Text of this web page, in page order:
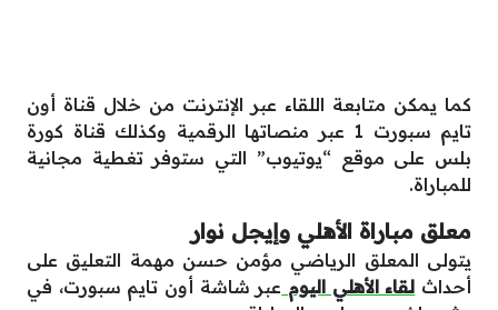
كما يمكن متابعة اللقاء عبر الإنترنت من خلال قناة أون
تايم سبورت 1 عبر منصاتها الرقمية وكذلك قناة كورة
بلس على موقع “يوتيوب” التي ستوفر تغطية مجانية
للمباراة.
معلق مباراة الأهلي وإيجل نوار
يتولى المعلق الرياضي مؤمن حسن مهمة التعليق على
أحداث لقاء الأهلي اليوم عبر شاشة أون تايم سبورت، في